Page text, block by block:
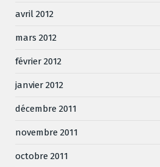
avril 2012
mars 2012
février 2012
janvier 2012
décembre 2011
novembre 2011
octobre 2011